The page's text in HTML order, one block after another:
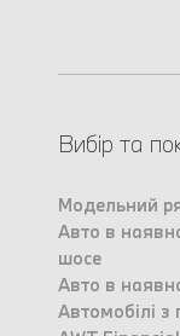
Вибір та
Модельний
Авто в
шосе
Авто в
Автомобілі з